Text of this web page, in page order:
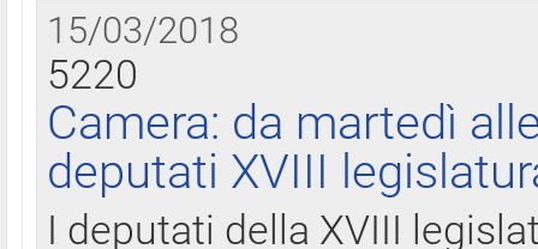
15/03/2018
5220
Camera: da martedì
deputati XVIII
I deputati della XVIII